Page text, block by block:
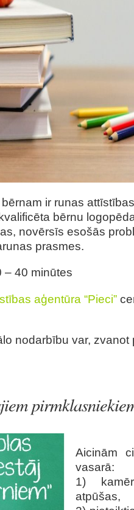
ir runas
bērnu
novērsīs esošās
prasmes.
– 40 minūtes
aģentūra “Pieci”
nodarbību var, zvanot
Aicinām
vasarā:
1)
atpūšas,